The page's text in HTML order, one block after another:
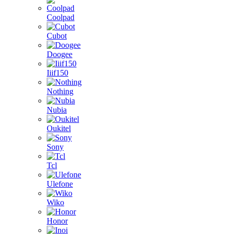
Coolpad
Cubot
Doogee
Iiif150
Nothing
Nubia
Oukitel
Sony
Tcl
Ulefone
Wiko
Honor